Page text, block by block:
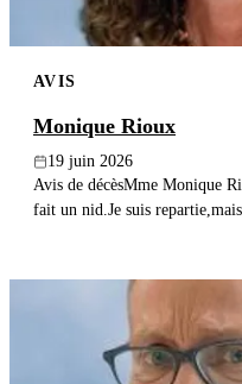
AVIS
Monique Rioux
19 juin 2026
Avis de décèsMme Monique
fait un nid.Je suis